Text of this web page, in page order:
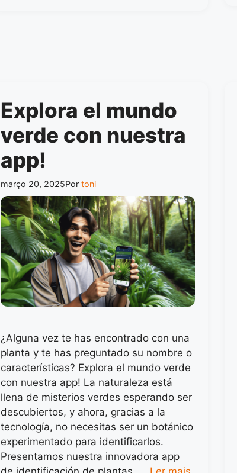
Explora el mundo
verde con nuestra
app!
março 20, 2025Portoni
¿Alguna vez te has encontrado con una
planta y te has preguntado su nombre o
características? Explora el mundo verde
con nuestra app! La naturaleza está
llena de misterios verdes esperando ser
descubiertos, y ahora, gracias a la
tecnología, no necesitas ser un botánico
experimentado para identificarlos.
Presentamos nuestra innovadora app